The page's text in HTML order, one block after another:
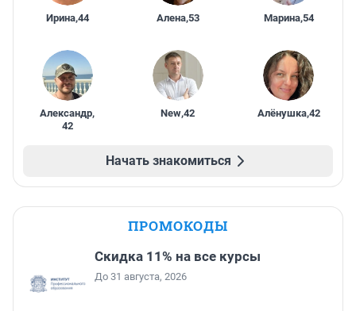
Ирина,44 Алена,53 Марина,54
Александр,
42
New,42 Алёнушка,42
Начать знакомиться
ПРОМОКОДЫ
Скидка 11% на все курсы
До 31 августа, 2026